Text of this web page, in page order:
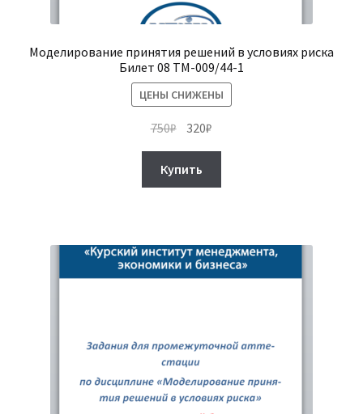
Моделирование принятия решений в условиях риска
Билет 08 ТМ-009/44-1
ЦЕНЫ СНИЖЕНЫ
750₽ Первоначальная
составляла
750₽.
320₽
Купить